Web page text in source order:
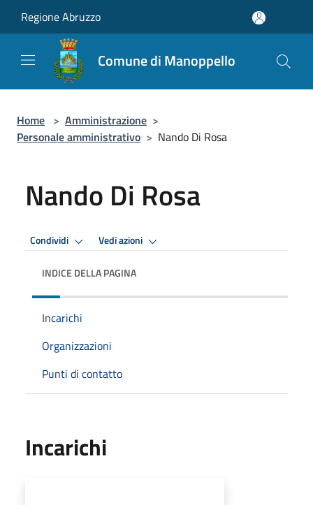
Regione Abruzzo
Comune di Manoppello
Home > Amministrazione >
Personale amministrativo > Nando Di Rosa
Nando Di Rosa
Condividi Vedi azioni
INDICE DELLA PAGINA
Incarichi
Organizzazioni
Punti di contatto
Incarichi